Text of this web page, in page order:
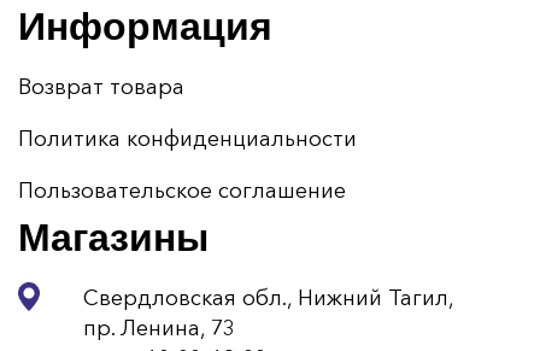
Информация
Возврат товара
Политика конфиденциальности
Пользовательское соглашение
Магазины
Свердловская обл., Нижний Тагил,
пр. Ленина, 73